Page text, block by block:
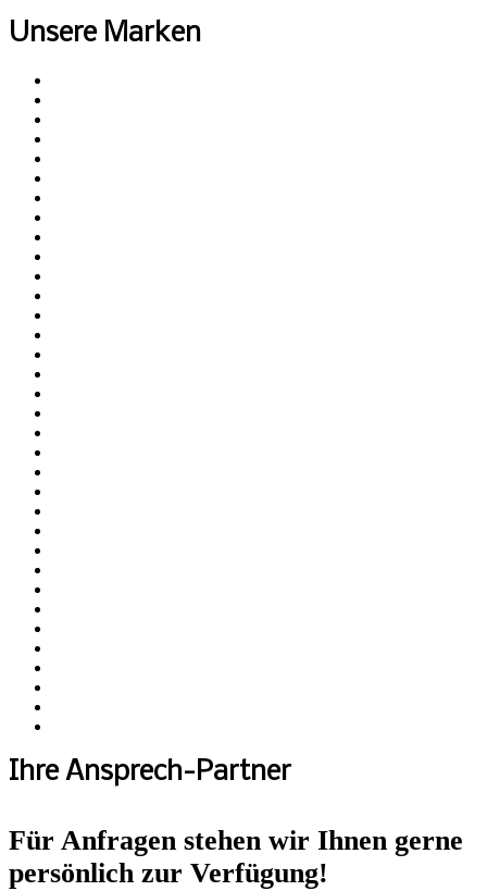
Unsere Marken
Ihre Ansprech-Partner
Für Anfragen stehen wir Ihnen gerne
persönlich zur Verfügung!